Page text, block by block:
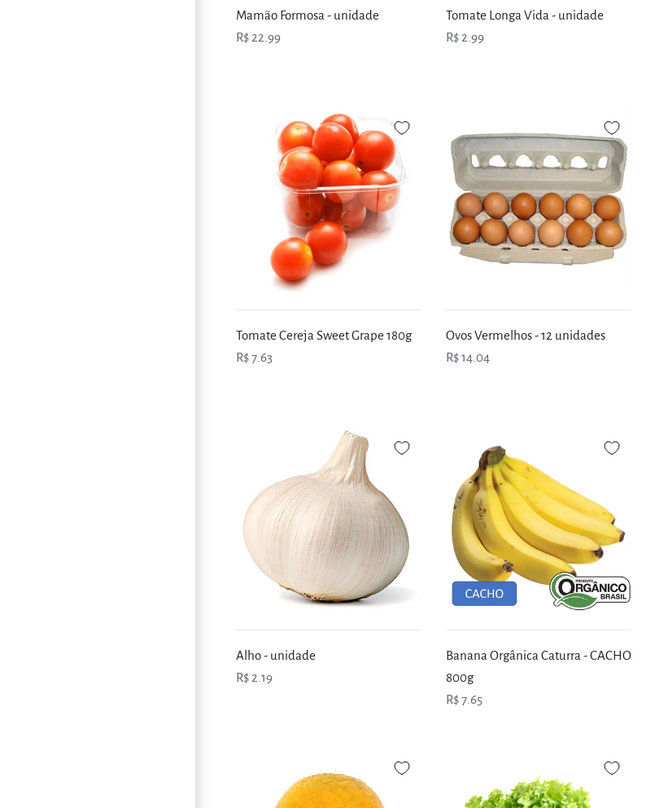
Mamão Formosa - unidade
R$ 22.99
Tomate Longa Vida - unidade
R$ 2.99
Tomate Cereja Sweet Grape 180g
R$ 7.63
Ovos Vermelhos - 12 unidades
R$ 14.04
Alho - unidade
R$ 2.19
Banana Orgânica Caturra - CACHO
800g
R$ 7.65